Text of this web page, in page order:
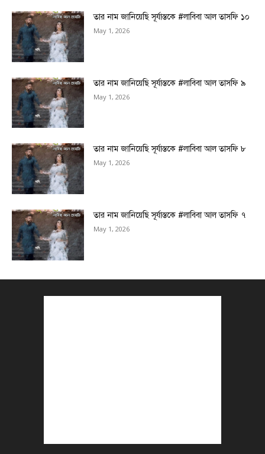
তার নাম জানিয়েছি সূর্যাস্তকে #লাবিবা আল তাসফি ১০
May 1, 2026
তার নাম জানিয়েছি সূর্যাস্তকে #লাবিবা আল তাসফি ৯
May 1, 2026
তার নাম জানিয়েছি সূর্যাস্তকে #লাবিবা আল তাসফি ৮
May 1, 2026
তার নাম জানিয়েছি সূর্যাস্তকে #লাবিবা আল তাসফি ৭
May 1, 2026